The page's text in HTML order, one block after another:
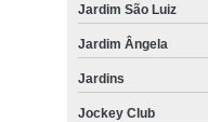
Jardim São Luiz
Jardim Ângela
Jardins
Jockey Club